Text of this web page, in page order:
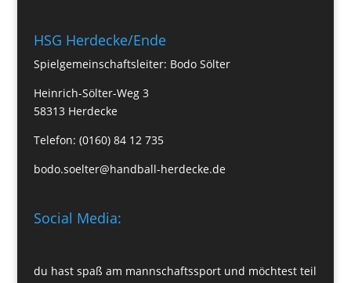
HSG Herdecke/Ende
Spielgemeinschaftsleiter: Bodo Sölter
Heinrich-Sölter-Weg 3
58313 Herdecke
Telefon: (0160) 84 12 735
bodo.soelter@handball-herdecke.de
Social Media:
du hast spaß am mannschaftssport und möchtest teil